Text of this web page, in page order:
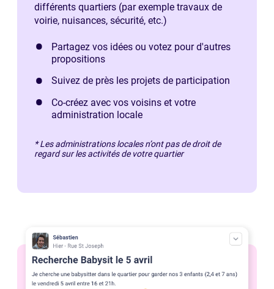
différents quartiers (par exemple travaux de
voirie, nuisances, sécurité, etc.)
Partagez vos idées ou votez pour d'autres
propositions
Suivez de près les projets de participation
Co-créez avec vos voisins et votre
administration locale
* Les administrations locales n’ont pas de droit de
regard sur les activités de votre quartier